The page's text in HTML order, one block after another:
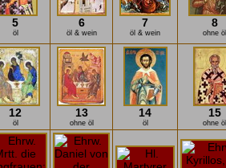
5
öl
6
öl & wein
7
öl & wein
8
ohne öl
12
öl
13
ohne öl
14
öl
15
ohne öl